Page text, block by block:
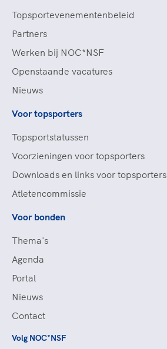
Topsportevenementenbeleid
Partners
Werken bij NOC*NSF
Openstaande vacatures
Nieuws
Voor topsporters
Topsportstatussen
Voorzieningen voor topsporters
Downloads en links voor topsporters
Atletencommissie
Voor bonden
Thema's
Agenda
Portal
Nieuws
Contact
Volg NOC*NSF